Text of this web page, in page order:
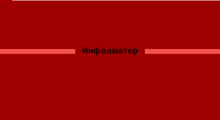
Информатор